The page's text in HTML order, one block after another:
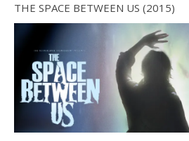
THE SPACE BETWEEN US (2015)